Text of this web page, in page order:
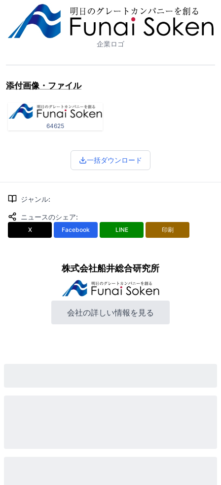
企業ロゴ
添付画像・ファイル
64625
一括ダウンロード
ジャンル:
ニュースのシェア:
X Facebook LINE 印刷
株式会社船井総合研究所
会社の詳しい情報を見る